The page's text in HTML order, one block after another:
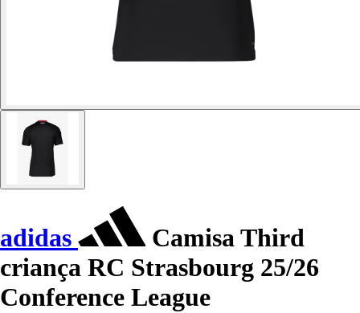
adidas
Camisa Third
criança RC Strasbourg 25/26
Conference League